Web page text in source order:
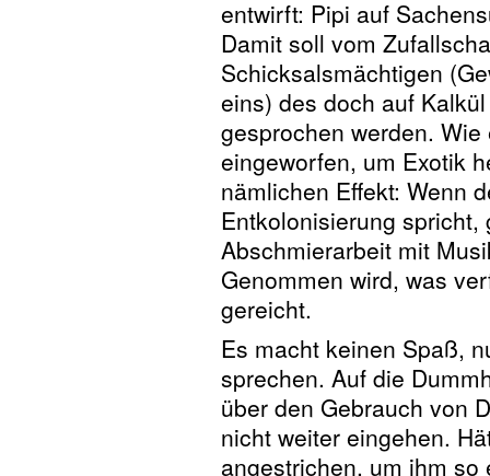
entwirft: Pipi auf
Damit soll vom
Schicksalsmächtigen
eins) des doch auf
gesprochen werden.
eingeworfen, um Exotik
nämlichen Effekt: Wenn
Entkolonisierung
Abschmierarbeit mit
Genommen wird, was
gereicht.
Es macht keinen Spaß,
sprechen. Auf die
über den Gebrauch von
nicht weiter eingehen.
angestrichen, um ihm